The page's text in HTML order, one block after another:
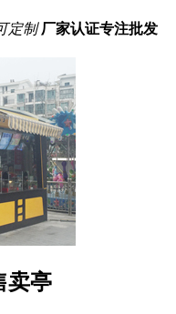
定制 厂家认证专注批发
卖亭